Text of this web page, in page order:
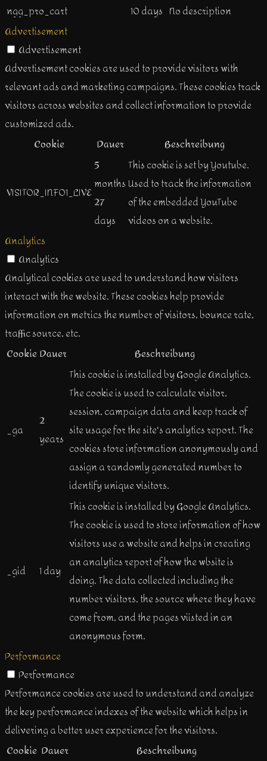
ngg_pro_cart
10 days No description
Advertisement
Advertisement
Advertisement cookies are used to provide visitors with
relevant ads and marketing campaigns. These cookies track
visitors across websites and collect information to provide
customized ads.
Cookie
Dauer Beschreibung
VISITOR_INFO1_LIVE
5
months
27
days
This cookie is set by Youtube.
Used to track the information
of the embedded YouTube
videos on a website.
Analytics
Analytics
Analytical cookies are used to understand how visitors
interact with the website. These cookies help provide
information on metrics the number of visitors, bounce rate,
traffic source, etc.
CookieDauer Beschreibung
_ga
2
years
This cookie is installed by Google Analytics.
The cookie is used to calculate visitor,
session, campaign data and keep track of
site usage for the site's analytics report. The
cookies store information anonymously and
assign a randomly generated number to
identify unique visitors.
_gid 1 day
This cookie is installed by Google Analytics.
The cookie is used to store information of how
visitors use a website and helps in creating
an analytics report of how the wbsite is
doing. The data collected including the
number visitors, the source where they have
come from, and the pages viisted in an
anonymous form.
Performance
Performance
Performance cookies are used to understand and analyze
the key performance indexes of the website which helps in
delivering a better user experience for the visitors.
Cookie Dauer
Beschreibung